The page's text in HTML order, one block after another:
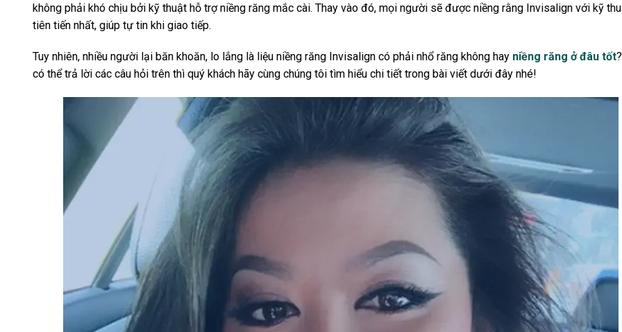
không phải khó chịu bởi kỹ thuật hỗ trợ niềng răng mắc cài. Thay vào đó, mọi người sẽ được niềng rằng Invisalign với kỹ
tiên tiến nhất, giúp tự tin khi giao tiếp.
Tuy nhiên, nhiều người lại băn khoăn, lo lắng là liệu niềng răng Invisalign có phải nhổ răng không hay niềng răng ở đâu tốt
có thể trả lời các câu hỏi trên thì quý khách hãy cùng chúng tôi tìm hiểu chi tiết trong bài viết dưới đây nhé!